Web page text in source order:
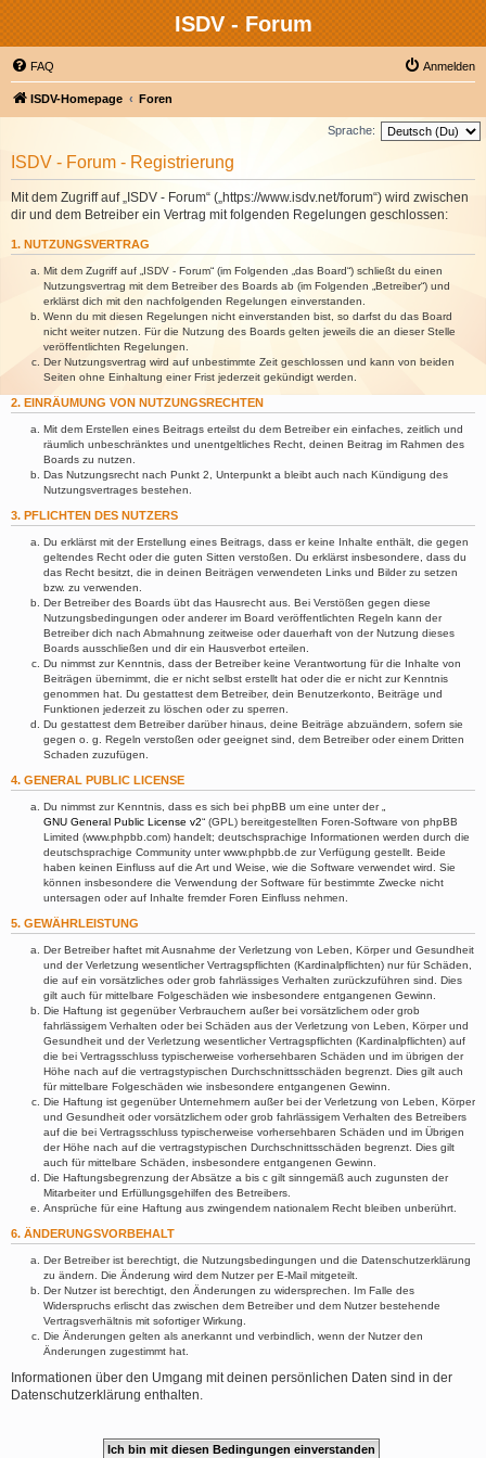
ISDV - Forum
FAQ Anmelden
ISDV-Homepage Foren
Sprache:
ISDV - Forum - Registrierung
Mit dem Zugriff auf „ISDV - Forum“ („https://www.isdv.net/forum“) wird zwischen
dir und dem Betreiber ein Vertrag mit folgenden Regelungen geschlossen:
1. NUTZUNGSVERTRAG
Mit dem Zugriff auf „ISDV - Forum“ (im Folgenden „das Board“) schließt du einen
Nutzungsvertrag mit dem Betreiber des Boards ab (im Folgenden „Betreiber“) und
erklärst dich mit den nachfolgenden Regelungen einverstanden.
Wenn du mit diesen Regelungen nicht einverstanden bist, so darfst du das Board
nicht weiter nutzen. Für die Nutzung des Boards gelten jeweils die an dieser Stelle
veröffentlichten Regelungen.
Der Nutzungsvertrag wird auf unbestimmte Zeit geschlossen und kann von beiden
Seiten ohne Einhaltung einer Frist jederzeit gekündigt werden.
2. EINRÄUMUNG VON NUTZUNGSRECHTEN
Mit dem Erstellen eines Beitrags erteilst du dem Betreiber ein einfaches, zeitlich und
räumlich unbeschränktes und unentgeltliches Recht, deinen Beitrag im Rahmen des
Boards zu nutzen.
Das Nutzungsrecht nach Punkt 2, Unterpunkt a bleibt auch nach Kündigung des
Nutzungsvertrages bestehen.
3. PFLICHTEN DES NUTZERS
Du erklärst mit der Erstellung eines Beitrags, dass er keine Inhalte enthält, die gegen
geltendes Recht oder die guten Sitten verstoßen. Du erklärst insbesondere, dass du
das Recht besitzt, die in deinen Beiträgen verwendeten Links und Bilder zu setzen
bzw. zu verwenden.
Der Betreiber des Boards übt das Hausrecht aus. Bei Verstößen gegen diese
Nutzungsbedingungen oder anderer im Board veröffentlichten Regeln kann der
Betreiber dich nach Abmahnung zeitweise oder dauerhaft von der Nutzung dieses
Boards ausschließen und dir ein Hausverbot erteilen.
Du nimmst zur Kenntnis, dass der Betreiber keine Verantwortung für die Inhalte von
Beiträgen übernimmt, die er nicht selbst erstellt hat oder die er nicht zur Kenntnis
genommen hat. Du gestattest dem Betreiber, dein Benutzerkonto, Beiträge und
Funktionen jederzeit zu löschen oder zu sperren.
Du gestattest dem Betreiber darüber hinaus, deine Beiträge abzuändern, sofern sie
gegen o. g. Regeln verstoßen oder geeignet sind, dem Betreiber oder einem Dritten
Schaden zuzufügen.
4. GENERAL PUBLIC LICENSE
Du nimmst zur Kenntnis, dass es sich bei phpBB um eine unter der „
GNU General Public License v2“ (GPL) bereitgestellten Foren-Software von phpBB
Limited (www.phpbb.com) handelt; deutschsprachige Informationen werden durch die
deutschsprachige Community unter www.phpbb.de zur Verfügung gestellt. Beide
haben keinen Einfluss auf die Art und Weise, wie die Software verwendet wird. Sie
können insbesondere die Verwendung der Software für bestimmte Zwecke nicht
untersagen oder auf Inhalte fremder Foren Einfluss nehmen.
5. GEWÄHRLEISTUNG
Der Betreiber haftet mit Ausnahme der Verletzung von Leben, Körper und Gesundheit
und der Verletzung wesentlicher Vertragspflichten (Kardinalpflichten) nur für Schäden,
die auf ein vorsätzliches oder grob fahrlässiges Verhalten zurückzuführen sind. Dies
gilt auch für mittelbare Folgeschäden wie insbesondere entgangenen Gewinn.
Die Haftung ist gegenüber Verbrauchern außer bei vorsätzlichem oder grob
fahrlässigem Verhalten oder bei Schäden aus der Verletzung von Leben, Körper und
Gesundheit und der Verletzung wesentlicher Vertragspflichten (Kardinalpflichten) auf
die bei Vertragsschluss typischerweise vorhersehbaren Schäden und im übrigen der
Höhe nach auf die vertragstypischen Durchschnittsschäden begrenzt. Dies gilt auch
für mittelbare Folgeschäden wie insbesondere entgangenen Gewinn.
Die Haftung ist gegenüber Unternehmern außer bei der Verletzung von Leben, Körper
und Gesundheit oder vorsätzlichem oder grob fahrlässigem Verhalten des Betreibers
auf die bei Vertragsschluss typischerweise vorhersehbaren Schäden und im Übrigen
der Höhe nach auf die vertragstypischen Durchschnittsschäden begrenzt. Dies gilt
auch für mittelbare Schäden, insbesondere entgangenen Gewinn.
Die Haftungsbegrenzung der Absätze a bis c gilt sinngemäß auch zugunsten der
Mitarbeiter und Erfüllungsgehilfen des Betreibers.
Ansprüche für eine Haftung aus zwingendem nationalem Recht bleiben unberührt.
6. ÄNDERUNGSVORBEHALT
Der Betreiber ist berechtigt, die Nutzungsbedingungen und die Datenschutzerklärung
zu ändern. Die Änderung wird dem Nutzer per E-Mail mitgeteilt.
Der Nutzer ist berechtigt, den Änderungen zu widersprechen. Im Falle des
Widerspruchs erlischt das zwischen dem Betreiber und dem Nutzer bestehende
Vertragsverhältnis mit sofortiger Wirkung.
Die Änderungen gelten als anerkannt und verbindlich, wenn der Nutzer den
Änderungen zugestimmt hat.
Informationen über den Umgang mit deinen persönlichen Daten sind in der
Datenschutzerklärung enthalten.